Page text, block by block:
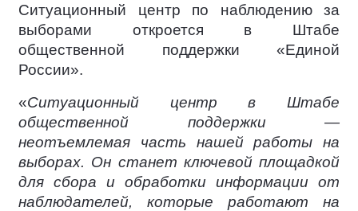
Ситуационный центр по наблюдению за
выборами откроется в Штабе
общественной поддержки «Единой
России».
«Ситуационный центр в Штабе
общественной поддержки —
неотъемлемая часть нашей работы на
выборах. Он станет ключевой площадкой
для сбора и обработки информации от
наблюдателей, которые работают на